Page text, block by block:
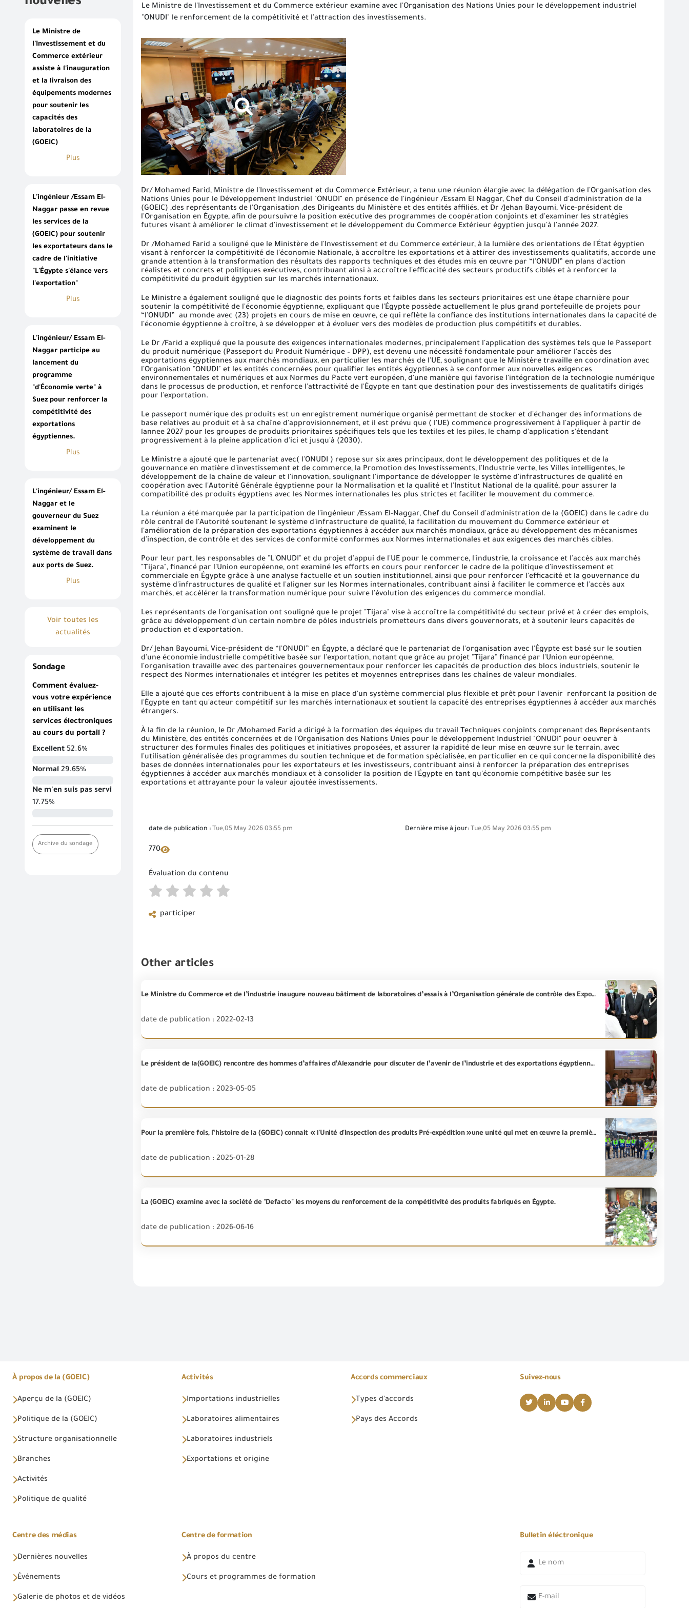
Le Ministre de
l'Investissement et du
Commerce extérieur
assiste à l'inauguration
et la livraison des
équipements modernes
pour soutenir les
capacités des
laboratoires de la
(GOEIC)
Plus
L'ingénieur /Essam El-
Naggar passe en revue
les services de la
(GOEIC) pour soutenir
les exportateurs dans le
cadre de l'initiative
"L'Égypte s'élance vers
l'exportation"
Plus
L'ingénieur/ Essam El-
Naggar participe au
lancement du
programme
"d'Économie verte" à
Suez pour renforcer la
compétitivité des
exportations
égyptiennes.
Plus
L'ingénieur/ Essam El-
Naggar et le
gouverneur du Suez
examinent le
développement du
système de travail dans
aux ports de Suez.
Plus
Voir toutes les
actualités
Sondage
Comment évaluez-
vous votre expérience
en utilisant les
services électroniques
au cours du portail ?
Excellent 52.6%
Normal 29.65%
Ne m'en suis pas servi
17.75%
Archive du sondage
Le Ministre de l'Investissement et du Commerce extérieur examine avec l'Organisation des Nations Unies pour le développement industriel
"ONUDI" le renforcement de la compétitivité et l'attraction des investissements.
Dr/ Mohamed Farid, Ministre de l'Investissement et du Commerce Extérieur, a tenu une réunion élargie avec la délégation de l'Organisation des
Nations Unies pour le Développement Industriel "ONUDI" en présence de l'ingénieur /Essam El Naggar, Chef du Conseil d'administration de la
(GOEIC) ,des représentants de l'Organisation ,des Dirigeants du Ministère et des entités affiliés, et Dr /Jehan Bayoumi, Vice-président de
l'Organisation en Égypte, afin de poursuivre la position exécutive des programmes de coopération conjoints et d'examiner les stratégies
futures visant à améliorer le climat d'investissement et le développement du Commerce Extérieur égyptien jusqu'à l'année 2027.
Dr /Mohamed Farid a souligné que le Ministère de l'Investissement et du Commerce extérieur, à la lumière des orientations de l'État égyptien
visant à renforcer la compétitivité de l'économie Nationale, à accroître les exportations et à attirer des investissements qualitatifs, accorde une
grande attention à la transformation des résultats des rapports techniques et des études mis en œuvre par “l'ONUDI” en plans d'action
réalistes et concrets et politiques exécutives, contribuant ainsi à accroître l'efficacité des secteurs productifs ciblés et à renforcer la
compétitivité du produit égyptien sur les marchés internationaux.
Le Ministre a également souligné que le diagnostic des points forts et faibles dans les secteurs prioritaires est une étape charnière pour
soutenir la compétitivité de l'économie égyptienne, expliquant que l'Égypte possède actuellement le plus grand portefeuille de projets pour
“l'ONUDI” au monde avec (23) projets en cours de mise en œuvre, ce qui reflète la confiance des institutions internationales dans la capacité de
l'économie égyptienne à croître, à se développer et à évoluer vers des modèles de production plus compétitifs et durables.
Le Dr /Farid a expliqué que la pousute des exigences internationales modernes, principalement l'application des systèmes tels que le Passeport
du produit numérique (Passeport du Produit Numérique – DPP), est devenu une nécessité fondamentale pour améliorer l'accès des
exportations égyptiennes aux marchés mondiaux, en particulier les marchés de l'UE, soulignant que le Ministère travaille en coordination avec
l'Organisation "ONUDI" et les entités concernées pour qualifier les entités égyptiennes à se conformer aux nouvelles exigences
environnementales et numériques et aux Normes du Pacte vert européen, d'une manière qui favorise l'intégration de la technologie numérique
dans le processus de production, et renforce l'attractivité de l'Égypte en tant que destination pour des investissements de qualitatifs dirigés
pour l'exportation.
Le passeport numérique des produits est un enregistrement numérique organisé permettant de stocker et d'échanger des informations de
base relatives au produit et à sa chaîne d'approvisionnement, et il est prévu que ( l'UE) commence progressivement à l'appliquer à partir de
lannee 2027 pour les groupes de produits prioritaires spécifiques tels que les textiles et les piles, le champ d'application s'étendant
progressivement à la pleine application d'ici et jusqu'à (2030).
Le Ministre a ajouté que le partenariat avec( l'ONUDI ) repose sur six axes principaux, dont le développement des politiques et de la
gouvernance en matière d'investissement et de commerce, la Promotion des Investissements, l'Industrie verte, les Villes intelligentes, le
développement de la chaîne de valeur et l'innovation, soulignant l'importance de développer le système d'infrastructures de qualité en
coopération avec l'Autorité Générale égyptienne pour la Normalisation et la qualité et l'Institut National de la qualité, pour assurer la
compatibilité des produits égyptiens avec les Normes internationales les plus strictes et faciliter le mouvement du commerce.
La réunion a été marquée par la participation de l'ingénieur /Essam El-Naggar, Chef du Conseil d'administration de la (GOEIC) dans le cadre du
rôle central de l'Autorité soutenant le système d'infrastructure de qualité, la facilitation du mouvement du Commerce extérieur et
l'amélioration de la préparation des exportations égyptiennes à accéder aux marchés mondiaux, grâce au développement des mécanismes
d'inspection, de contrôle et des services de conformité conformes aux Normes internationales et aux exigences des marchés cibles.
Pour leur part, les responsables de "L'ONUDI" et du projet d'appui de l'UE pour le commerce, l'industrie, la croissance et l'accès aux marchés
"Tijara", financé par l'Union européenne, ont examiné les efforts en cours pour renforcer le cadre de la politique d'investissement et
commerciale en Égypte grâce à une analyse factuelle et un soutien institutionnel, ainsi que pour renforcer l'efficacité et la gouvernance du
système d'infrastructures de qualité et l'aligner sur les Normes internationales, contribuant ainsi à faciliter le commerce et l'accès aux
marchés, et accélérer la transformation numérique pour suivre l'évolution des exigences du commerce mondial.
Les représentants de l'organisation ont souligné que le projet "Tijara" vise à accroître la compétitivité du secteur privé et à créer des emplois,
grâce au développement d'un certain nombre de pôles industriels prometteurs dans divers gouvernorats, et à soutenir leurs capacités de
production et d'exportation.
Dr/ Jehan Bayoumi, Vice-président de “l'ONUDI” en Égypte, a déclaré que le partenariat de l'organisation avec l'Égypte est basé sur le soutien
d'une économie industrielle compétitive basée sur l'exportation, notant que grâce au projet "Tijara" financé par l'Union européenne,
l'organisation travaille avec des partenaires gouvernementaux pour renforcer les capacités de production des blocs industriels, soutenir le
respect des Normes internationales et intégrer les petites et moyennes entreprises dans les chaînes de valeur mondiales.
Elle a ajouté que ces efforts contribuent à la mise en place d'un système commercial plus flexible et prêt pour l'avenir renforcant la position de
l'Égypte en tant qu'acteur compétitif sur les marchés internationaux et soutient la capacité des entreprises égyptiennes à accéder aux marchés
étrangers.
À la fin de la réunion, le Dr /Mohamed Farid a dirigé à la formation des équipes du travail Techniques conjoints comprenant des Représentants
du Ministère, des entités concernées et de l'Organisation des Nations Unies pour le développement Industriel "ONUDI" pour oeuvrer à
structurer des formules finales des politiques et initiatives proposées, et assurer la rapidité de leur mise en œuvre sur le terrain, avec
l'utilisation généralisée des programmes du soutien technique et de formation spécialisée, en particulier en ce qui concerne la disponibilité des
bases de données internationales pour les exportateurs et les investisseurs, contribuant ainsi à renforcer la préparation des entreprises
égyptiennes à accéder aux marchés mondiaux et à consolider la position de l'Égypte en tant qu'économie compétitive basée sur les
exportations et attrayante pour la valeur ajoutée investissements.
date de publication : Tue,05 May 2026 03:55 pm Dernière mise à jour: Tue,05 May 2026 03:55 pm
770
Évaluation du contenu
participer
Other articles
Le Ministre du Commerce et de l’industrie inaugure nouveau bâtiment de laboratoires d’essais à l’Organisation générale de contrôle des Exportations et des Importations au port de Dekheila à Alexandrie
date de publication : 2022-02-13
Le président de la(GOEIC) rencontre des hommes d’affaires d’Alexandrie pour discuter de l’avenir de l’industrie et des exportations égyptiennes conformément à la stratégie de l’État
date de publication : 2023-05-05
Pour la première fois, l’histoire de la (GOEIC) connait « l'Unité d'Inspection des produits Pré-expédition »une unité qui met en œuvre la première opération d’inspection pour les exportations égyptiennes conformément aux exigences contractuelles pour une expédition de marbre vers le pays de Brésil.
date de publication : 2025-01-28
La (GOEIC) examine avec la société de "Defacto" les moyens du renforcement de la compétitivité des produits fabriqués en Égypte.
date de publication : 2026-06-16
À propos de la (GOEIC)
Aperçu de la (GOEIC)
Politique de la (GOEIC)
Structure organisationnelle
Branches
Activités
Politique de qualité
Activités
Importations industrielles
Laboratoires alimentaires
Laboratoires industriels
Exportations et origine
Accords commerciaux
Types d'accords
Pays des Accords
Suivez-nous
Centre des médias
Dernières nouvelles
Événements
Galerie de photos et de vidéos
Centre de formation
À propos du centre
Cours et programmes de formation
Bulletin éléctronique